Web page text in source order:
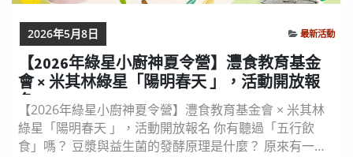
【2026年綠星小廚神夏令營】灃食教育基金
會 × 米其林綠星「陽明春天 」，活動開放報
名
【2026年綠星小廚神夏令營】灃食教育基金會 × 米其林
綠星「陽明春天 」，活動開放報名 你有聽過「五行飲
食」嗎？ 豆漿與益生菌的發酵原理是什麼？ 原來有一種
2026年5月8日 最新活動